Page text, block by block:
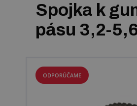
Spojka k
pásu 3,2-
ODPORÚČAME